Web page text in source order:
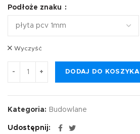
Podłoże znaku
Wyczyść
DODAJ DO KOSZYKA
Kategoria: Budowlane
Udostępnij